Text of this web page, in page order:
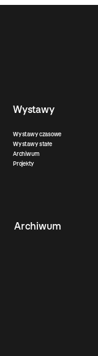
Wystawy
Wystawy czasowe
Wystawy stałe
Archiwum
Projekty
Archiwum